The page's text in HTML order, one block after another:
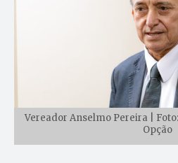
Vereador Anselmo Pereira |
Opção